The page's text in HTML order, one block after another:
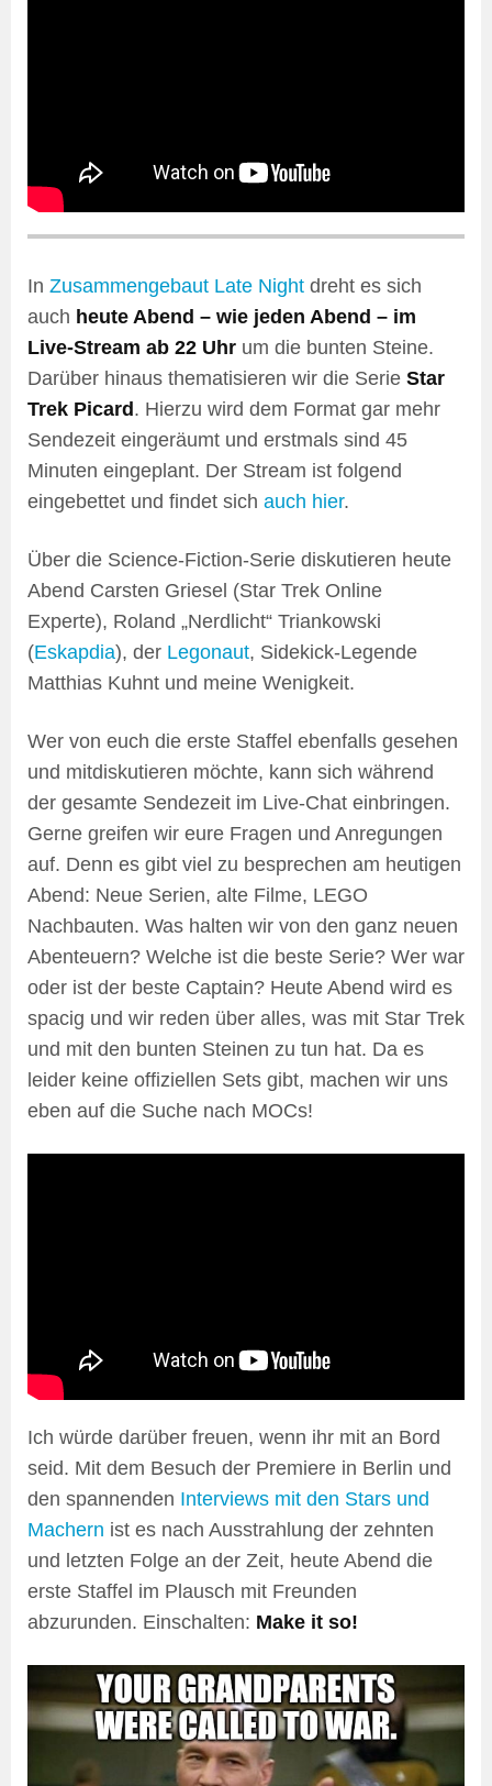
In Zusammengebaut Late Night dreht es sich
auch heute Abend – wie jeden Abend – im
Live-Stream ab 22 Uhr um die bunten Steine.
Darüber hinaus thematisieren wir die Serie Star
Trek Picard . Hierzu wird dem Format gar mehr
Sendezeit eingeräumt und erstmals sind 45
Minuten eingeplant. Der Stream ist folgend
eingebettet und findet sich auch hier.
Über die Science-Fiction-Serie diskutieren heute
Abend Carsten Griesel (Star Trek Online
Experte), Roland „Nerdlicht“ Triankowski
(Eskapdia), der Legonaut, Sidekick-Legende
Matthias Kuhnt und meine Wenigkeit.
Wer von euch die erste Staffel ebenfalls gesehen
und mitdiskutieren möchte, kann sich während
der gesamte Sendezeit im Live-Chat einbringen.
Gerne greifen wir eure Fragen und Anregungen
auf. Denn es gibt viel zu besprechen am heutigen
Abend: Neue Serien, alte Filme, LEGO
Nachbauten. Was halten wir von den ganz neuen
Abenteuern? Welche ist die beste Serie? Wer war
oder ist der beste Captain? Heute Abend wird es
spacig und wir reden über alles, was mit Star Trek
und mit den bunten Steinen zu tun hat. Da es
leider keine offiziellen Sets gibt, machen wir uns
eben auf die Suche nach MOCs!
Ich würde darüber freuen, wenn ihr mit an Bord
seid. Mit dem Besuch der Premiere in Berlin und
den spannenden Interviews mit den Stars und
Machern ist es nach Ausstrahlung der zehnten
und letzten Folge an der Zeit, heute Abend die
erste Staffel im Plausch mit Freunden
abzurunden. Einschalten: Make it so!